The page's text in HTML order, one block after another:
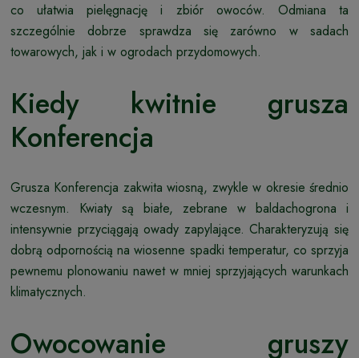
co ułatwia pielęgnację i zbiór owoców. Odmiana ta
szczególnie dobrze sprawdza się zarówno w sadach
towarowych, jak i w ogrodach przydomowych.
Kiedy kwitnie grusza
Konferencja
Grusza Konferencja zakwita wiosną, zwykle w okresie średnio
wczesnym. Kwiaty są białe, zebrane w baldachogrona i
intensywnie przyciągają owady zapylające. Charakteryzują się
dobrą odpornością na wiosenne spadki temperatur, co sprzyja
pewnemu plonowaniu nawet w mniej sprzyjających warunkach
klimatycznych.
Owocowanie gruszy